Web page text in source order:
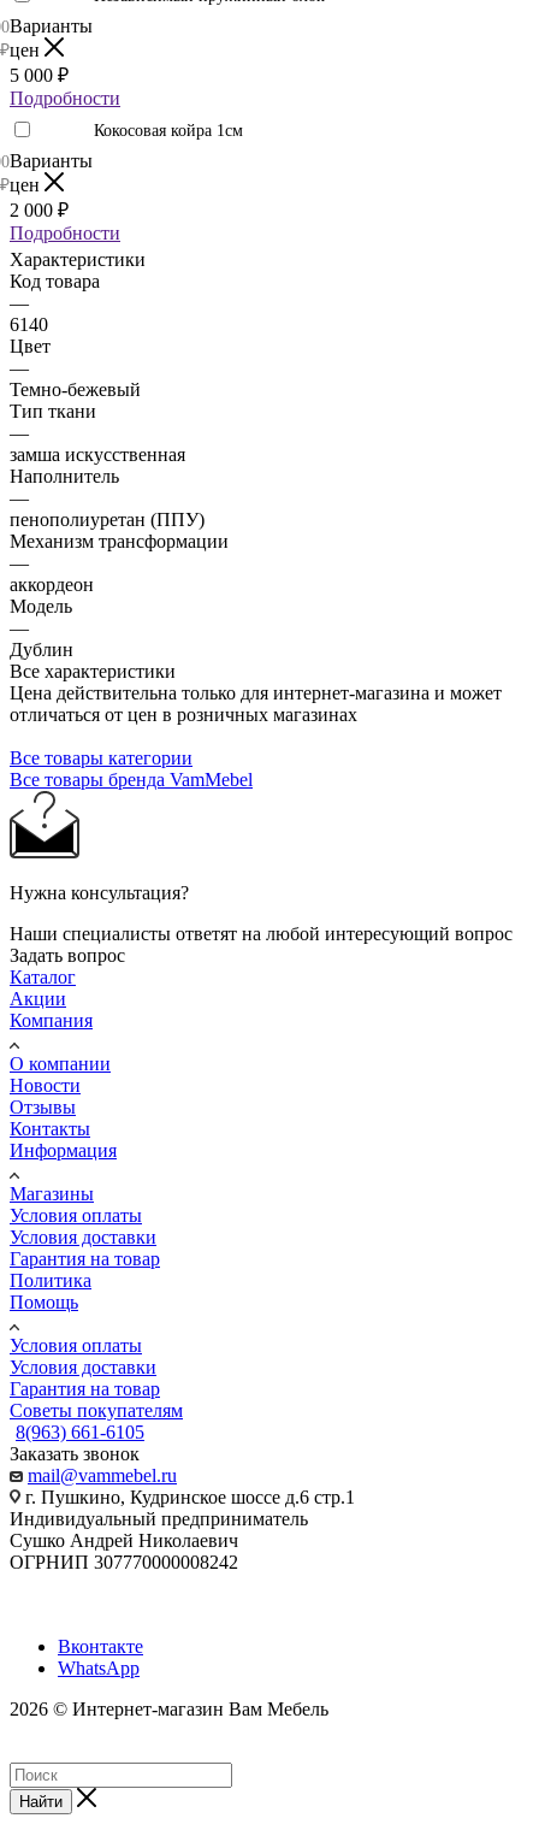
₽
Варианты
цен
5 000 ₽
Подробности
Кокосовая койра 1см
₽
Варианты
цен
2 000 ₽
Подробности
Характеристики
Код товара
—
6140
Цвет
—
Темно-бежевый
Тип ткани
—
замша искусственная
Наполнитель
—
пенополиуретан (ППУ)
Механизм трансформации
—
аккордеон
Модель
—
Дублин
Все характеристики
Цена действительна только для интернет-магазина и может
отличаться от цен в розничных магазинах
Все товары категории
Все товары бренда VamMebel
Нужна консультация?
Наши специалисты ответят на любой интересующий вопрос
Задать вопрос
Каталог
Акции
Компания
О компании
Новости
Отзывы
Контакты
Информация
Магазины
Условия оплаты
Условия доставки
Гарантия на товар
Политика
Помощь
Условия оплаты
Условия доставки
Гарантия на товар
Советы покупателям
8(963) 661-6105
Заказать звонок
mail@vammebel.ru
г. Пушкино, Кудринское шоссе д.6 стр.1
Индивидуальный предприниматель
Сушко Андрей Николаевич
ОГРНИП 307770000008242
Вконтакте
WhatsApp
2026 © Интернет-магазин Вам Мебель
Найти